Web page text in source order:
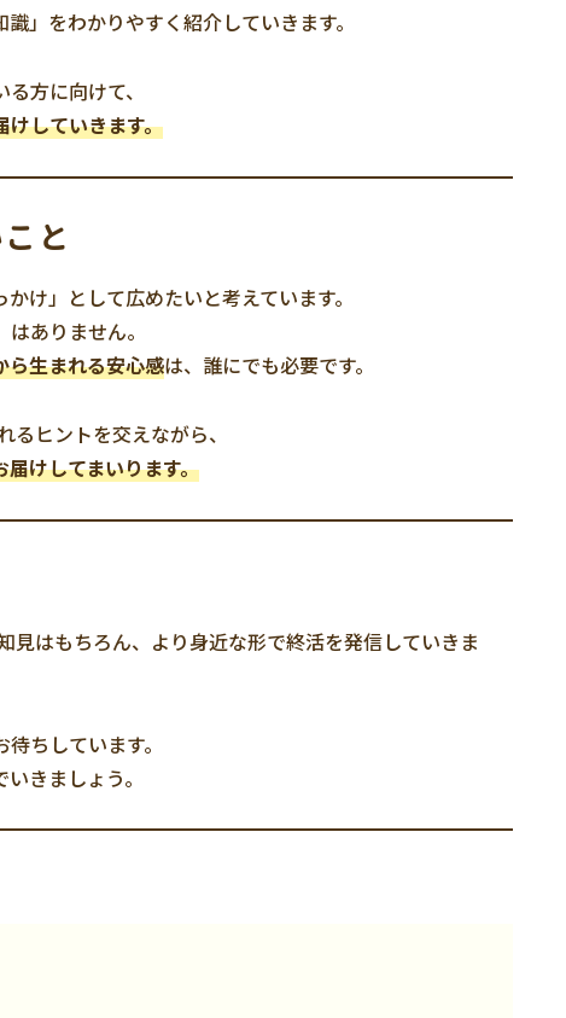
」をわかりやすく紹介していきます。
方に向けて、
けしていきます。
と
け」として広めたいと考えています。
ありません。
ら生まれる安心感は、誰にでも必要です。
ヒントを交えながら、
けしてまいります。
はもちろん、より身近な形で終活を発信していきま
ちしています。
きましょう。